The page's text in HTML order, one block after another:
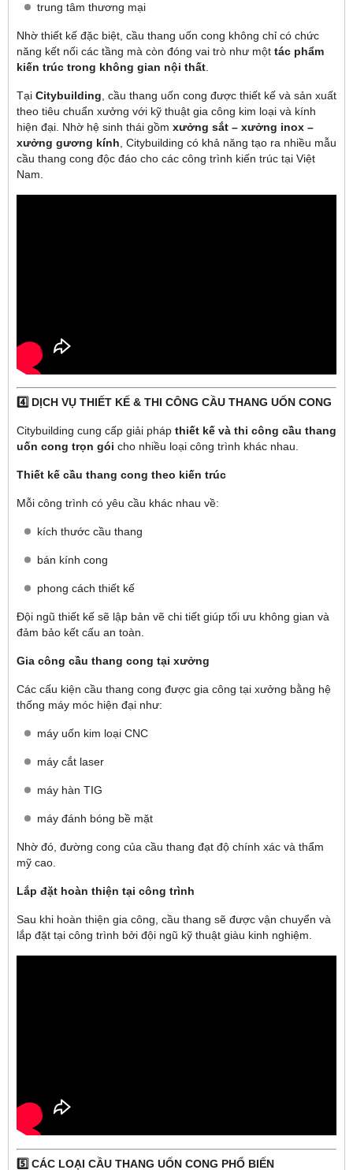
trung tâm thương mại
Nhờ thiết kế đặc biệt, cầu thang uốn cong không chỉ có chức
năng kết nối các tầng mà còn đóng vai trò như một tác phẩm
kiến trúc trong không gian nội thất
Tại Citybuilding , cầu thang uốn cong được thiết kế và sản xuất
theo tiêu chuẩn xưởng với kỹ thuật gia công kim loại và kính
hiện đại. Nhờ hệ sinh thái gồm xưởng sắt – xưởng inox –
xưởng gương kính , Citybuilding có khả năng tạo ra nhiều mẫu
cầu thang cong độc đáo cho các công trình kiến trúc tại Việt
Nam.
4️⃣ DỊCH VỤ THIẾT KẾ & THI CÔNG CẦU THANG UỐN CONG
Citybuilding cung cấp giải pháp thiết kế và thi công cầu thang
uốn cong trọn gói cho nhiều loại công trình khác nhau.
Thiết kế cầu thang cong theo kiến trúc
Mỗi công trình có yêu cầu khác nhau về:
kích thước cầu thang
bán kính cong
phong cách thiết kế
Đội ngũ thiết kế sẽ lập bản vẽ chi tiết giúp tối ưu không gian và
đảm bảo kết cấu an toàn.
Gia công cầu thang cong tại xưởng
Các cấu kiện cầu thang cong được gia công tại xưởng bằng hệ
thống máy móc hiện đại như:
máy uốn kim loại CNC
máy cắt laser
máy hàn TIG
máy đánh bóng bề mặt
Nhờ đó, đường cong của cầu thang đạt độ chính xác và thẩm
mỹ cao.
Lắp đặt hoàn thiện tại công trình
Sau khi hoàn thiện gia công, cầu thang sẽ được vận chuyển và
lắp đặt tại công trình bởi đội ngũ kỹ thuật giàu kinh nghiệm.
5️⃣ CÁC LOẠI CẦU THANG UỐN CONG PHỔ BIẾN